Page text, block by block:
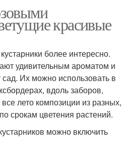
красивые
более интересно.
удивительным ароматом и
Их можно использовать в
вдоль заборов,
лето композиции из разных,
срокам цветения растений.
можно включить